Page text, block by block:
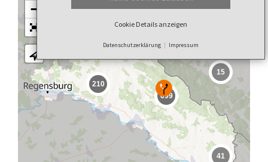
Cookie Details anzeigen
Datenschutzerklärung Impressum
15
41
210
193
699
−